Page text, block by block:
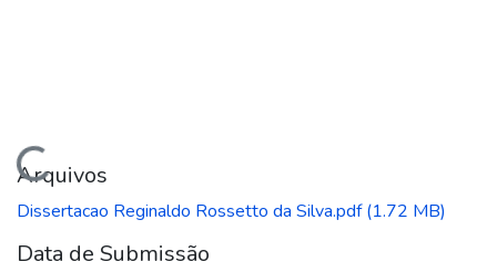
Arquivos
Dissertacao Reginaldo Rossetto da Silva.pdf(1.72 MB)
Data de Submissão